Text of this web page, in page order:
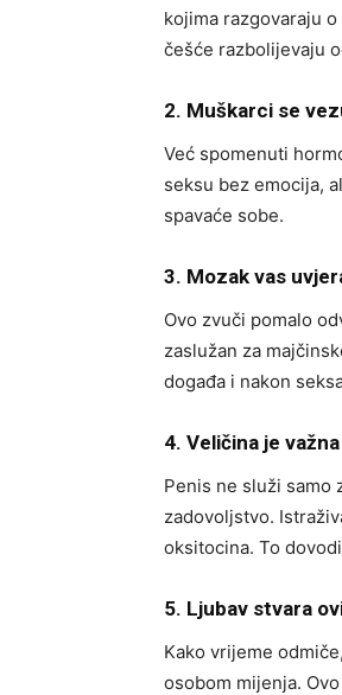
kojima razgovaraju
češće razbolijevaju
2. Muškarci se
Već spomenuti
seksu bez emocija,
spavaće sobe.
3. Mozak vas
Ovo zvuči pomalo
zaslužan za
događa i nakon
4. Veličina je važna
Penis ne služi samo
zadovoljstvo.
oksitocina. To
5. Ljubav stvara
Kako vrijeme
osobom mijenja.